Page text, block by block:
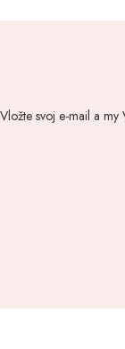
Vložte svoj e-mail a